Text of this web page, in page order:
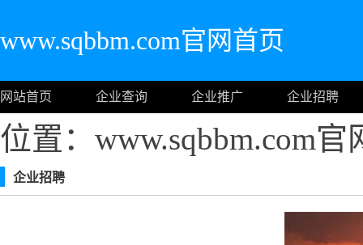
www.sqbbm.com官网首页
网站首页 企业查询 企业推广 企业招聘
位置：www.sqbbm.com
企业招聘